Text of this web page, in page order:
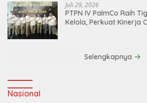
Juli 29, 2026
PTPN IV PalmCo Raih
Kelola, Perkuat Kinerja
Selengkapnya
Nasional